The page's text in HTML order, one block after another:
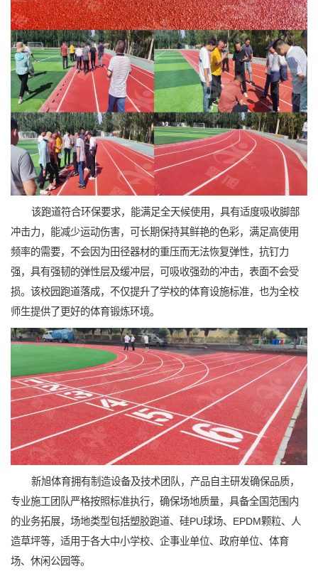
该跑道符合环保要求，能满足全天候使用，具有适度吸收脚部
冲击力，能减少运动伤害，可长期保持其鲜艳的色彩，满足高使用
频率的需要，不会因为田径器材的重压而无法恢复弹性，抗钉力
强，具有强韧的弹性层及缓冲层，可吸收强劲的冲击，表面不会受
损。该校园跑道落成，不仅提升了学校的体育设施标准，也为全校
师生提供了更好的体育锻炼环境。
新旭体育拥有制造设备及技术团队，产品自主研发确保品质，
专业施工团队严格按照标准执行，确保场地质量，具备全国范围内
的业务拓展，场地类型包括塑胶跑道、硅PU球场、EPDM颗粒、人
造草坪等，适用于各大中小学校、企事业单位、政府单位、体育
场、休闲公园等。